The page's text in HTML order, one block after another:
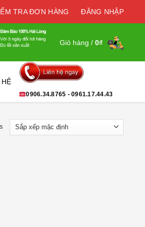
TRA ĐƠN HÀNG ĐĂNG NHẬP
Giỏ hàng / 0₫
0906.34.8765 - 0961.17.44.43